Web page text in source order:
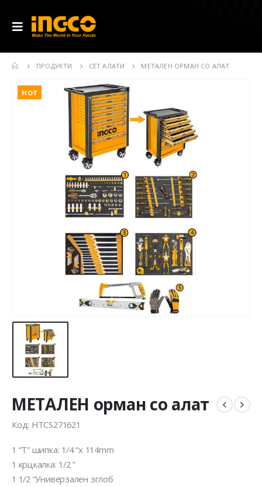
ПРОДУКТИ СЕТ АЛАТИ МЕТАЛЕН ОРМАН СО АЛАТ
HOT
МЕТАЛЕН орман со алат
Код: HTCS271621
1 “T” шипка: 1/4 “x 114mm
1 крцкалка: 1/2 ”
1 1/2 “Универзален зглоб